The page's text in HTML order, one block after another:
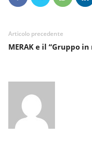
Articolo precedente
MERAK e il “Gruppo